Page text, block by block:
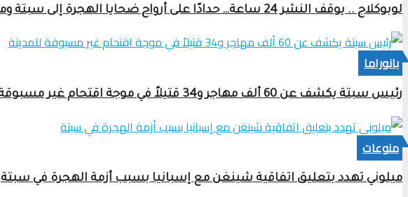
لوبوكلاج .. يوقف النشر 24 ساعة… حدادًا على أرواح ضحايا الهجرة إلى سبتة ومليلية
بانوراما
رئيس سبتة يكشف عن 60 ألف مهاجر و34 قتيلاً في موجة اقتحام غير مسبوقة للمدينة
منوعات
ميلوني تهدد بتعليق اتفاقية شينغن مع إسبانيا بسبب أزمة الهجرة في سبتة